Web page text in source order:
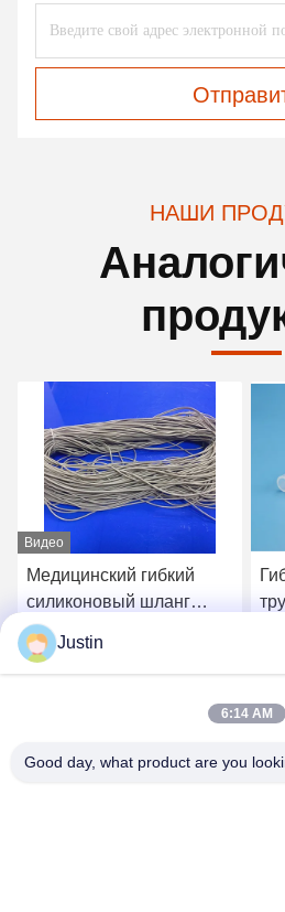
НАШИ
Видео
Медицинский гибкий
силиконовый шланг
толщиной 0,2 мм, 50
Shore A
Justin
6:14 AM
Good day, what product are you